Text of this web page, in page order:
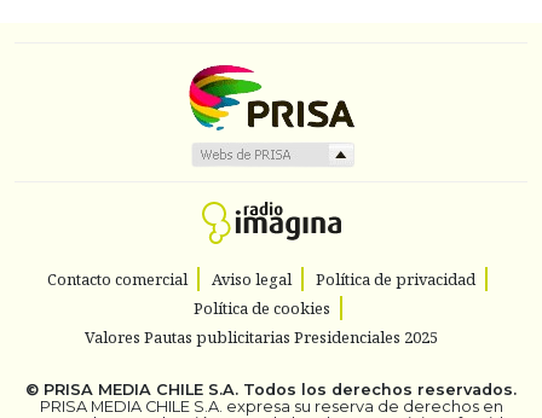
Contacto comercial Aviso legal
Política de privacidad
Política de cookies
Valores Pautas publicitarias Presidenciales 2025
© PRISA MEDIA CHILE S.A. Todos los derechos reservados.
PRISA MEDIA CHILE S.A. expresa su reserva de derechos en